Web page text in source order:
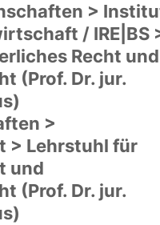
>
/ IRE|BS
Recht und
(Prof. Dr. jur.
>
> Lehrstuhl für
und
(Prof. Dr. jur.